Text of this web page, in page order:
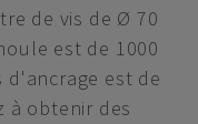
de vis de Ø 70
est de 1000
d'ancrage est de
à obtenir des